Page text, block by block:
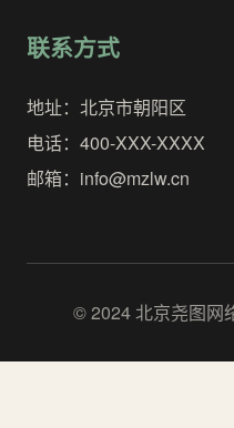
联系方式
地址：北京市朝阳区
电话：400-XXX-XXXX
邮箱：info@mzlw.cn
© 2024 北京尧图网